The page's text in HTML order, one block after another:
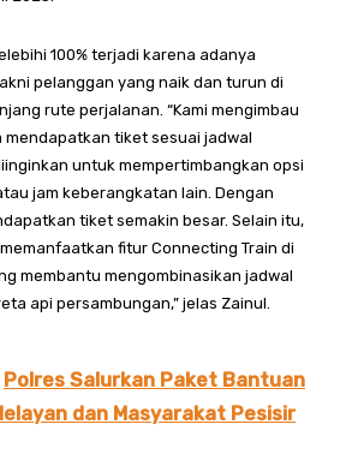
100% terjadi karena adanya
pelanggan yang naik dan turun di
rute perjalanan. “Kami mengimbau
mendapatkan tiket sesuai jadwal
untuk mempertimbangkan opsi
jam keberangkatan lain. Dengan
tiket semakin besar. Selain itu,
fitur Connecting Train di
membantu mengombinasikan jadwal
api persambungan,” jelas Zainul.
Polres Salurkan Paket Bantuan
dan Masyarakat Pesisir